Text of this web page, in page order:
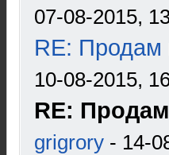
07-08-2015,
RE: Продам
10-08-2015,
RE:
grigrory - 14-